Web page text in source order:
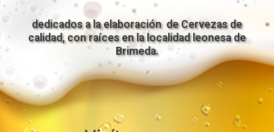
dedicados a la elaboración de Cervezas de
calidad, con raíces en la localidad leonesa de
Brimeda.